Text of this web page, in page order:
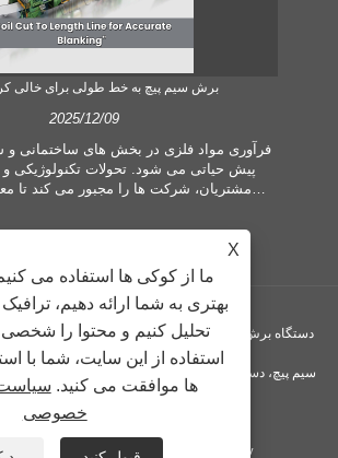
برش سیم پیچ به خط طولی برای خالی
2025/12/09
فرآوری مواد فلزی در بخش های ساختمانی و
پیش حیاتی می شود. تحولات تکنولوژیکی و
مشتریان، شرکت ها را مجبور می کند تا
پردازش دستی دیگر برای برآوردن نیازهای
در جستجوی دقت و کارایی زیاد، کافی نیستند.
برش به طول خط به عنوان یک تجهیزات
سیم پیچ، دستگاه برش سیم پیچ به طول، برش فلز به خط
است
XML Privacy Policy
X
ما از کوکی ها استفاده می
بهتری به شما ارائه دهیم،
تحلیل کنیم و محتوا را
استفاده از این سایت، شما با
ها موافقت می کنید.
خصوصی